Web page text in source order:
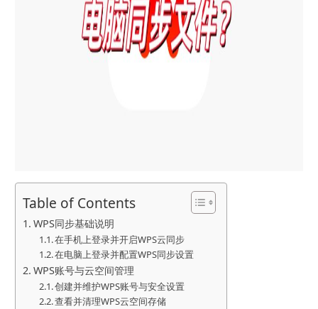
Table of Contents
WPS同步基础说明
在手机上登录并开启WPS云同步
在电脑上登录并配置WPS同步设置
WPS账号与云空间管理
创建并维护WPS账号与安全设置
查看并清理WPS云空间存储